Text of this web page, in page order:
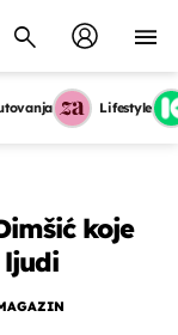
Lifestyle
koje
ljudi